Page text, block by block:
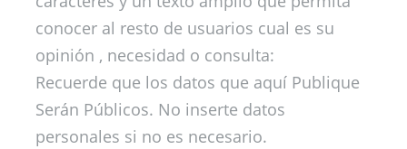
conocer al resto de usuarios cual es su
opinión , necesidad o consulta:
Recuerde que los datos que aquí Publique
Serán Públicos. No inserte datos
personales si no es necesario.